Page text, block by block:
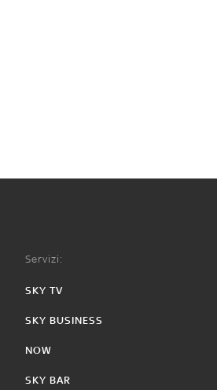
Servizi:
SKY TV
SKY BUSINESS
NOW
SKY BAR